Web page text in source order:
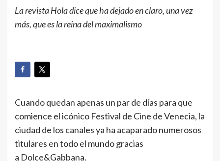
La revista Hola dice que ha dejado en claro, una vez
más, que es la reina del maximalismo
Cuando quedan apenas un par de días para que
comience el icónico Festival de Cine de Venecia, la
ciudad de los canales ya ha acaparado numerosos
titulares en todo el mundo gracias
a Dolce&Gabbana.